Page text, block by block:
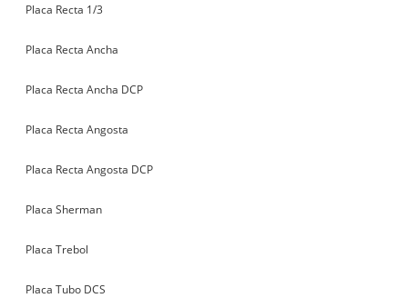
Placa Recta 1/3
Placa Recta Ancha
Placa Recta Ancha DCP
Placa Recta Angosta
Placa Recta Angosta DCP
Placa Sherman
Placa Trebol
Placa Tubo DCS